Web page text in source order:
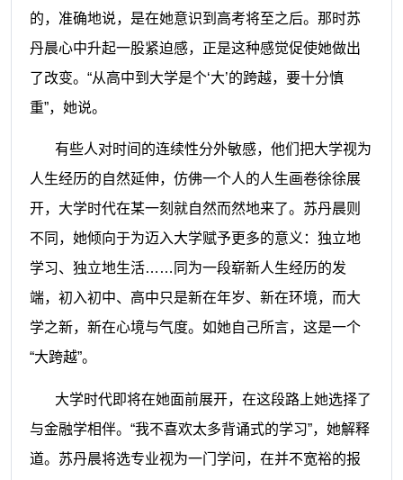
的，准确地说，是在她意识到高考将至之后。那时苏
丹晨心中升起一股紧迫感，正是这种感觉促使她做出
了改变。“从高中到大学是个‘大’的跨越，要十分慎
重”，她说。
有些人对时间的连续性分外敏感，他们把大学视为
人生经历的自然延伸，仿佛一个人的人生画卷徐徐展
开，大学时代在某一刻就自然而然地来了。苏丹晨则
不同，她倾向于为迈入大学赋予更多的意义：独立地
学习、独立地生活……同为一段崭新人生经历的发
端，初入初中、高中只是新在年岁、新在环境，而大
学之新，新在心境与气度。如她自己所言，这是一个
“大跨越”。
大学时代即将在她面前展开，在这段路上她选择了
与金融学相伴。“我不喜欢太多背诵式的学习”，她解释
道。苏丹晨将选专业视为一门学问，在并不宽裕的报